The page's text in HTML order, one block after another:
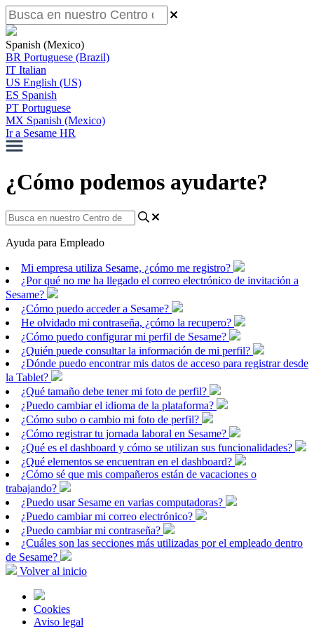
Spanish (Mexico)
BR Portuguese (Brazil)
IT Italian
US English (US)
ES Spanish
PT Portuguese
MX Spanish (Mexico)
Ir a Sesame HR
¿Cómo podemos ayudarte?
Ayuda para Empleado
Mi empresa utiliza Sesame, ¿cómo me registro?
¿Por qué no me ha llegado el correo electrónico de invitación a
Sesame?
¿Cómo puedo acceder a Sesame?
He olvidado mi contraseña, ¿cómo la recupero?
¿Cómo puedo configurar mi perfil de Sesame?
¿Quién puede consultar la información de mi perfil?
¿Dónde puedo encontrar mis datos de acceso para registrar desde
la Tablet?
¿Qué tamaño debe tener mi foto de perfil?
¿Puedo cambiar el idioma de la plataforma?
¿Cómo subo o cambio mi foto de perfil?
¿Cómo registrar tu jornada laboral en Sesame?
¿Qué es el dashboard y cómo se utilizan sus funcionalidades?
¿Qué elementos se encuentran en el dashboard?
¿Cómo sé que mis compañeros están de vacaciones o
trabajando?
¿Puedo usar Sesame en varias computadoras?
¿Puedo cambiar mi correo electrónico?
¿Puedo cambiar mi contraseña?
¿Cuáles son las secciones más utilizadas por el empleado dentro
de Sesame?
Volver al inicio
Cookies
Aviso legal